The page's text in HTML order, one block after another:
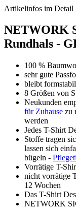
Artikelinfos im Detail
NETWORK
Rundhals -
100 %
sehr gute
bleibt formstabil
8 Größen von
Neukunden
für Zuhause zu
werden
Jedes T-Shirt
Stoffe tragen
lassen sich
bügeln -
Vorrätige T-
nicht vorrätige
12 Wochen
Das T-Shirt
NETWORK